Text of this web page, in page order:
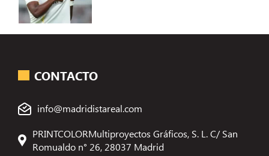
CONTACTO
info@madridistareal.com
PRINTCOLORMultiproyectos Gráficos, S. L. C/ San
Romualdo n° 26, 28037 Madrid